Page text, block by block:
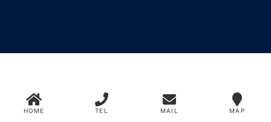
HOME TEL MAIL MAP